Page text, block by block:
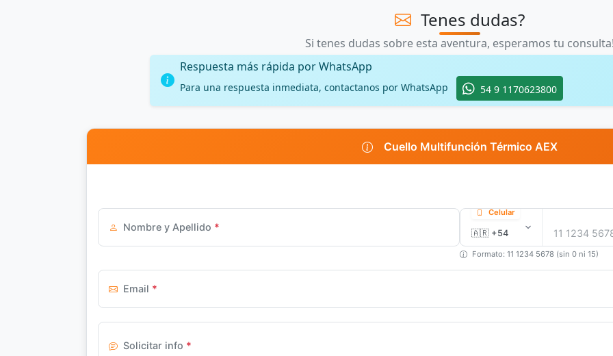
Tenes dudas?
Si tenes dudas sobre esta aventura, esperamos tu
Respuesta más rápida por WhatsApp
Para una respuesta inmediata, contactanos por WhatsApp 54 9 1170623800
Cuello Multifunción Térmico AEX
Nombre y Apellido *
Celular
Formato: 11 1234 5678 (sin 0 ni 15)
Email *
Solicitar info *